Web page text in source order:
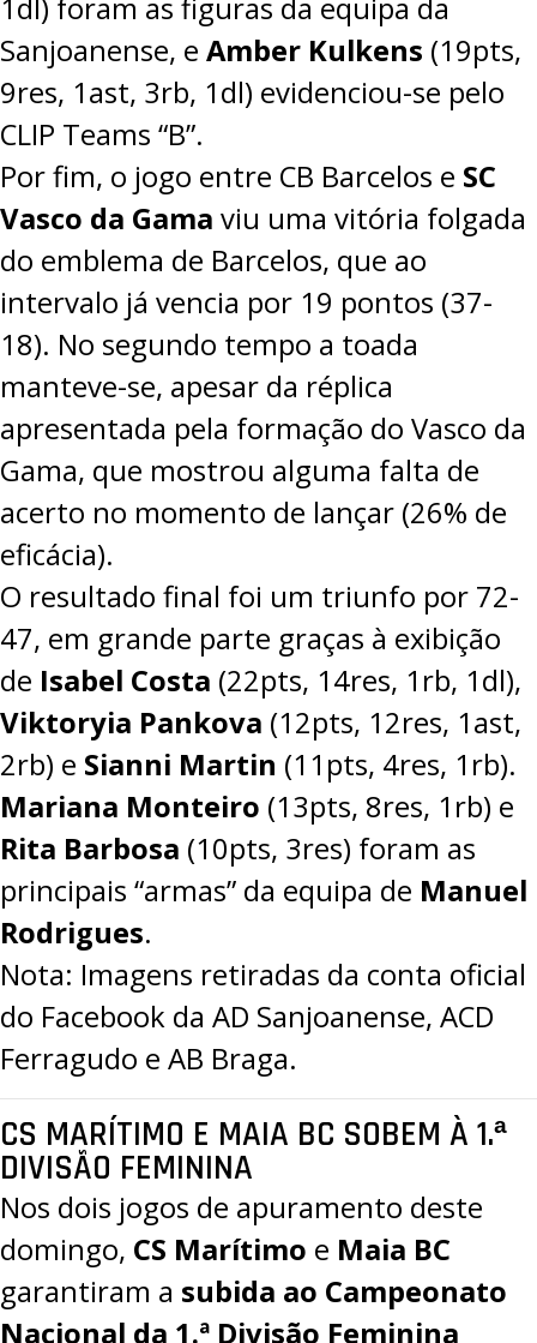
Sanjoanense, e Amber Kulkens (19pts,
9res, 1ast, 3rb, 1dl) evidenciou-se pelo
CLIP Teams “B”.
Por fim, o jogo entre CB Barcelos e SC
Vasco da Gama viu uma vitória folgada
do emblema de Barcelos, que ao
intervalo já vencia por 19 pontos (37-
18). No segundo tempo a toada
manteve-se, apesar da réplica
apresentada pela formação do Vasco da
Gama, que mostrou alguma falta de
acerto no momento de lançar (26% de
eficácia).
O resultado final foi um triunfo por 72-
47, em grande parte graças à exibição
de Isabel Costa (22pts, 14res, 1rb, 1dl),
Viktoryia Pankova (12pts, 12res, 1ast,
2rb) e Sianni Martin (11pts, 4res, 1rb).
Mariana Monteiro (13pts, 8res, 1rb) e
Rita Barbosa (10pts, 3res) foram as
principais “armas” da equipa de Manuel
Rodrigues.
Nota: Imagens retiradas da conta oficial
do Facebook da AD Sanjoanense, ACD
Ferragudo e AB Braga.
CS MARÍTIMO E MAIA BC SOBEM À 1.ª
DIVISÃO FEMININA
Nos dois jogos de apuramento deste
domingo, CS Marítimo e Maia BC
garantiram a subida ao Campeonato
Nacional da 1.ª Divisão Feminina